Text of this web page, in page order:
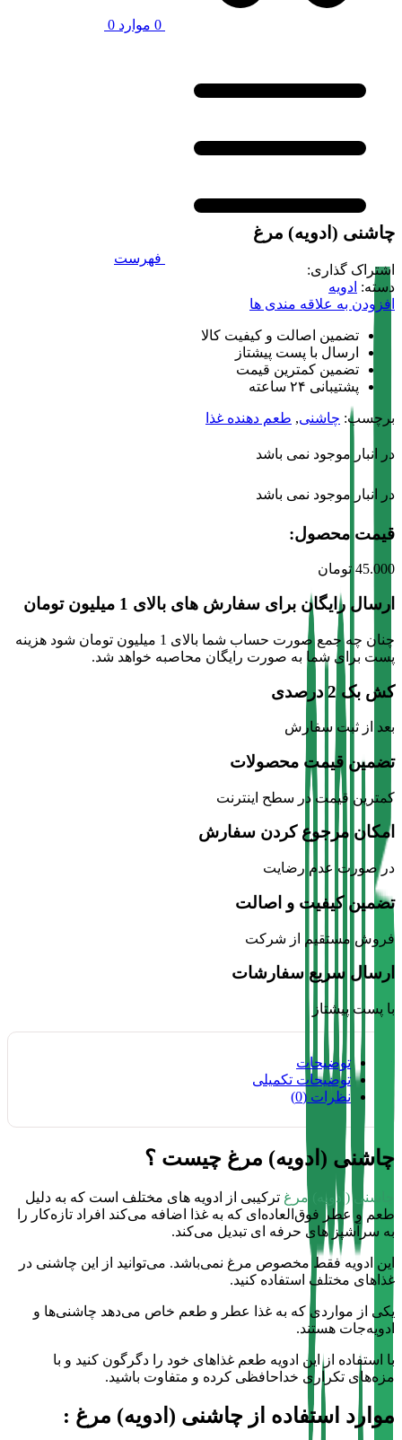
0 موارد 0
فهرست
چاشنی (ادویه) مرغ
اشتراک گذاری:
دسته: ادویه
افزودن به علاقه مندی ها
تضمین اصالت و کیفیت کالا
ارسال با پست پیشتاز
تضمین کمترین قیمت
پشتیبانی ۲۴ ساعته
برچسب: چاشنی, طعم دهنده غذا
در انبار موجود نمی باشد
در انبار موجود نمی باشد
قیمت محصول:​
45.000 تومان
ارسال رایگان برای سفارش های بالای 1 میلیون تومان
چنان چه جمع صورت حساب شما بالای 1 میلیون تومان شود هزینه
پست برای شما به صورت رایگان محاصبه خواهد شد.
کش بک 2 درصدی
بعد از ثبت سفارش
تضمین قیمت محصولات
کمترین قیمت در سطح اینترنت
امکان مرجوع کردن سفارش
در صورت عدم رضایت
تضمین کیفیت و اصالت
فروش مستقیم از شرکت
ارسال سریع سفارشات
با پست پیشتاز
توضیحات
توضیحات تکمیلی
نظرات (0)
چاشنی (ادویه) مرغ چیست ؟
چاشنی (ادویه) مرغ ترکیبی از ادویه های مختلف است که به دلیل
طعم و عطر فوق‌العاده‌ای که به غذا اضافه می‌کند افراد تازه‌کار را
به سرآشپز های حرفه ای تبدیل می‌کند.
این ادویه فقط مخصوص مرغ نمی‌باشد. می‌توانید از این چاشنی در
غذا‌های مختلف استفاده کنید.
یکی از مواردی که به غذا عطر و طعم خاص می‌دهد چاشنی‌ها و
ادویه‌جات هستند.
با استفاده از این ادویه طعم غذاهای خود را دگرگون کنید و با
مزه‌های تکراری خداحافظی کرده و متفاوت باشید.
موارد استفاده از چاشنی (ادویه) مرغ :